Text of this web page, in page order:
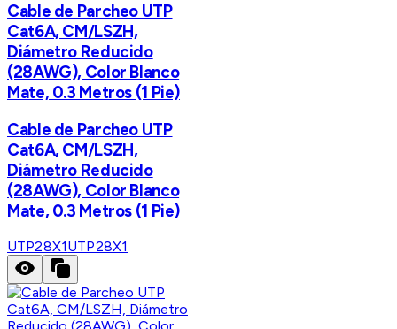
Cable de Parcheo UTP
Cat6A, CM/LSZH,
Diámetro Reducido
(28AWG), Color Blanco
Mate, 0.3 Metros (1 Pie)
Cable de Parcheo UTP
Cat6A, CM/LSZH,
Diámetro Reducido
(28AWG), Color Blanco
Mate, 0.3 Metros (1 Pie)
UTP28X1UTP28X1